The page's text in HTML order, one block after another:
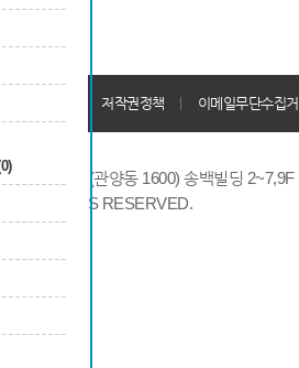
원가입약관 저작권정책 이메일무단수집
민대로 286 (관양동 1600) 송백빌딩
ALL RIGHTS RESERVED.